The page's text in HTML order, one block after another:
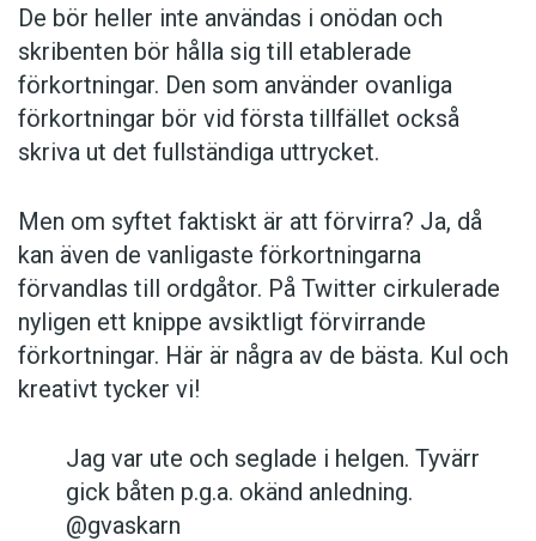
De bör heller inte användas i onödan och
skribenten bör hålla sig till etablerade
förkortningar. Den som använder ovanliga
förkortningar bör vid första tillfället också
skriva ut det fullständiga uttrycket.
Men om syftet faktiskt är att förvirra? Ja, då
kan även de vanligaste förkortningarna
förvandlas till ordgåtor. På Twitter cirkulerade
nyligen ett knippe avsiktligt förvirrande
förkortningar. Här är några av de bästa. Kul och
kreativt tycker vi!
Jag var ute och seglade i helgen. Tyvärr
gick båten p.g.a. okänd anledning.
@gvaskarn